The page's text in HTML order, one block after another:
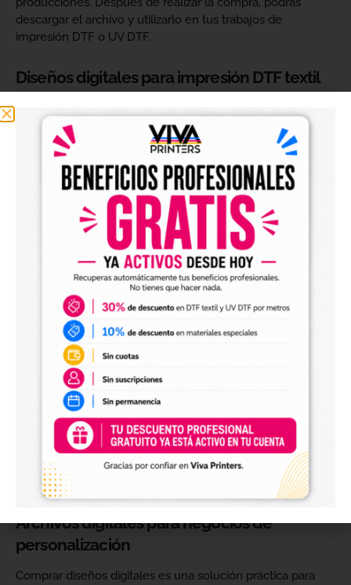
descargar el archivo y utilizarlo en tus trabajos de
impresión DTF o UV DTF.
Diseños digitales para impresión DTF textil
crear camisetas, sudaderas, tote bags, ropa infantil,
prendas promocionales y otros productos textiles
personalizados.
Los archivos están pensados para facilitar la preparación
de tus impresiones y ayudarte a crear nuevas colecciones
sin tener que diseñar cada imagen desde cero. Solo
tendrás que adaptar el tamaño a tus necesidades, preparar
el archivo en tu programa de impresión y producirlo con tu
maquinaria DTF.
Diseños digitales para impresión UV DTF
También encontrarás
perfectos para personalizar vasos, botellas, termos, cajas,
envases, artículos promocionales y otras superficies rígidas
Estos diseños permiten incorporar nuevas opciones a tu
catálogo de personalización de objetos y preparar
producciones propias utilizando tu impresora UV DTF o tu
proveedor habitual de impresión.
Archivos digitales para negocios de
personalización
Comprar diseños digitales es una solución práctica para